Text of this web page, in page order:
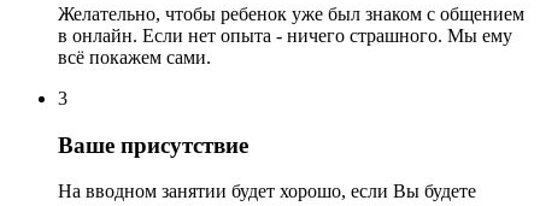
Желательно, чтобы ребенок уже был знаком с общением
в онлайн. Если нет опыта - ничего страшного. Мы ему
всё покажем сами.
3
Ваше присутствие
На вводном занятии будет хорошо, если Вы будете